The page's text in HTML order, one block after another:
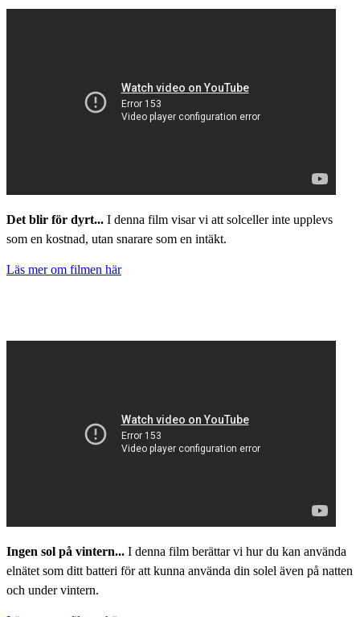
Det blir för dyrt... I denna film visar vi att solceller inte upplevs
som en kostnad, utan snarare som en intäkt.
Läs mer om filmen här
Ingen sol på vintern... I denna film berättar vi hur du kan använda
elnätet som ditt batteri för att kunna använda din solel även på natten
och under vintern.